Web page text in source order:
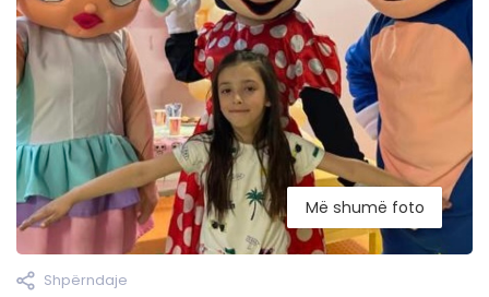
Më shumë foto
Shpërndaje